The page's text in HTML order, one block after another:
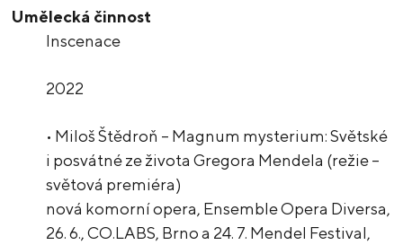
Umělecká činnost
Inscenace
2022
• Miloš Štědroň – Magnum mysterium: Světské
i posvátné ze života Gregora Mendela (režie –
světová premiéra)
nová komorní opera, Ensemble Opera Diversa,
26. 6., CO.LABS, Brno a 24. 7. Mendel Festival,